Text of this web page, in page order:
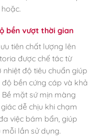
bền vượt thời gian
tiên chất lượng lên
được chế tác từ
độ tiêu chuẩn giúp
bền cứng cáp và khả
mặt sứ mịn màng
dễ chịu khi chạm
việc bám bẩn, giúp
lần sử dụng.